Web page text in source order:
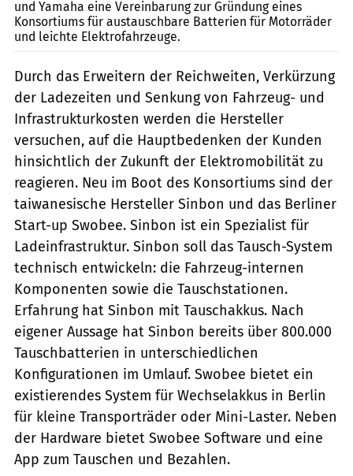
und Yamaha eine Vereinbarung zur Gründung eines
Konsortiums für austauschbare Batterien für Motorräder
und leichte Elektrofahrzeuge.
Durch das Erweitern der Reichweiten, Verkürzung
der Ladezeiten und Senkung von Fahrzeug- und
Infrastrukturkosten werden die Hersteller
versuchen, auf die Hauptbedenken der Kunden
hinsichtlich der Zukunft der Elektromobilität zu
reagieren. Neu im Boot des Konsortiums sind der
taiwanesische Hersteller Sinbon und das Berliner
Start-up Swobee. Sinbon ist ein Spezialist für
Ladeinfrastruktur. Sinbon soll das Tausch-System
technisch entwickeln: die Fahrzeug-internen
Komponenten sowie die Tauschstationen.
Erfahrung hat Sinbon mit Tauschakkus. Nach
eigener Aussage hat Sinbon bereits über 800.000
Tauschbatterien in unterschiedlichen
Konfigurationen im Umlauf. Swobee bietet ein
existierendes System für Wechselakkus in Berlin
für kleine Transporträder oder Mini-Laster. Neben
der Hardware bietet Swobee Software und eine
App zum Tauschen und Bezahlen.